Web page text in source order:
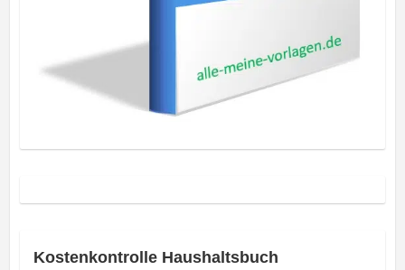
Kostenkontrolle Haushaltsbuch